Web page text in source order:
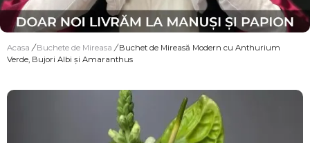
Acasa / Buchete de Mireasa / Buchet de Mireasă Modern cu Anthurium
Verde, Bujori Albi și Amaranthus